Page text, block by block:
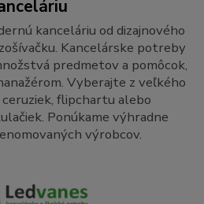
kanceláriu od dizajnového
Kancelárske potreby
predmetov a pomôcok,
Vyberajte z veľkého
flipchartu alebo
Ponúkame výhradne
výrobcov.